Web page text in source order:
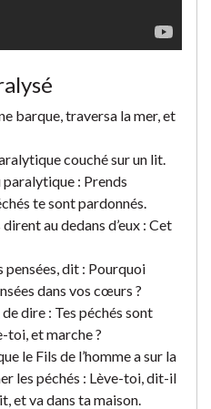
barque, traversa la mer, et
couché sur un lit.
paralytique : Prends
te sont pardonnés.
au dedans d’eux : Cet
pensées, dit : Pourquoi
dans vos cœurs ?
dire : Tes péchés sont
toi, et marche ?
le Fils de l’homme a sur la
les péchés : Lève-toi, dit-il
et va dans ta maison.